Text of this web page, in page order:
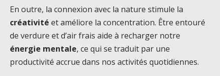
En outre, la connexion avec la nature stimule la
créativité et améliore la concentration. Être entouré
de verdure et d’air frais aide à recharger notre
énergie mentale, ce qui se traduit par une
productivité accrue dans nos activités quotidiennes.